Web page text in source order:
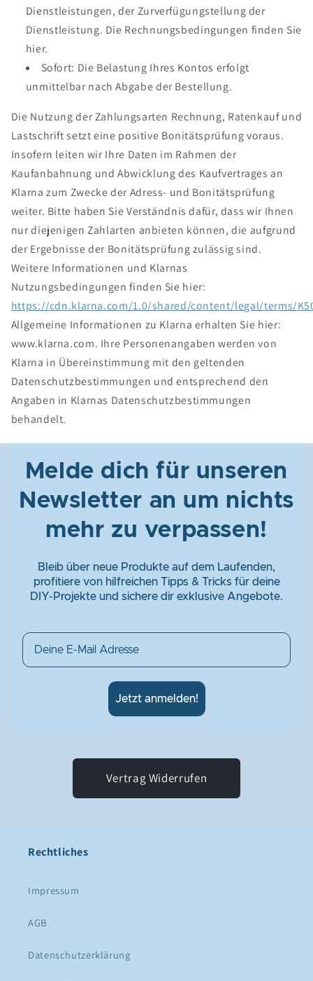
Dienstleistungen, der Zurverfügungstellung der
Dienstleistung. Die Rechnungsbedingungen finden Sie
hier.
Sofort: Die Belastung Ihres Kontos erfolgt
unmittelbar nach Abgabe der Bestellung.
Die Nutzung der Zahlungsarten Rechnung, Ratenkauf und
Lastschrift setzt eine positive Bonitätsprüfung voraus.
Insofern leiten wir Ihre Daten im Rahmen der
Kaufanbahnung und Abwicklung des Kaufvertrages an
Klarna zum Zwecke der Adress- und Bonitätsprüfung
weiter. Bitte haben Sie Verständnis dafür, dass wir Ihnen
nur diejenigen Zahlarten anbieten können, die aufgrund
der Ergebnisse der Bonitätsprüfung zulässig sind.
Weitere Informationen und Klarnas
Nutzungsbedingungen finden Sie hier:
https://cdn.klarna.com/1.0/shared/content/legal/terms/
Allgemeine Informationen zu Klarna erhalten Sie hier:
www.klarna.com. Ihre Personenangaben werden von
Klarna in Übereinstimmung mit den geltenden
Datenschutzbestimmungen und entsprechend den
Angaben in Klarnas Datenschutzbestimmungen
behandelt.
Melde dich für unseren
Newsletter an um nichts
mehr zu verpassen!
Bleib über neue Produkte auf dem Laufenden,
profitiere von hilfreichen Tipps & Tricks für deine
DIY-Projekte und sichere dir exklusive Angebote.
Email
Jetzt anmelden!
Vertrag Widerrufen
Rechtliches
Impressum
AGB
Datenschutzerklärung